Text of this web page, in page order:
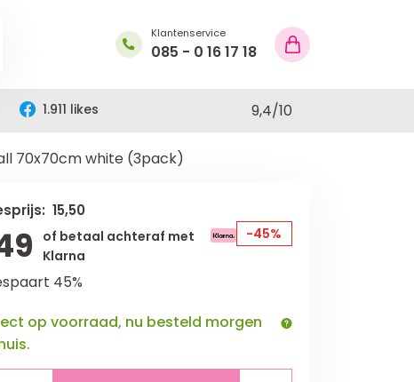
Klantenservice
085 - 0 16 17 18
1.911 likes 9,4/10
70x70cm white (3pack)
15,50
of betaal achteraf met
Klarna
-45%
45%
op voorraad, nu besteld morgen